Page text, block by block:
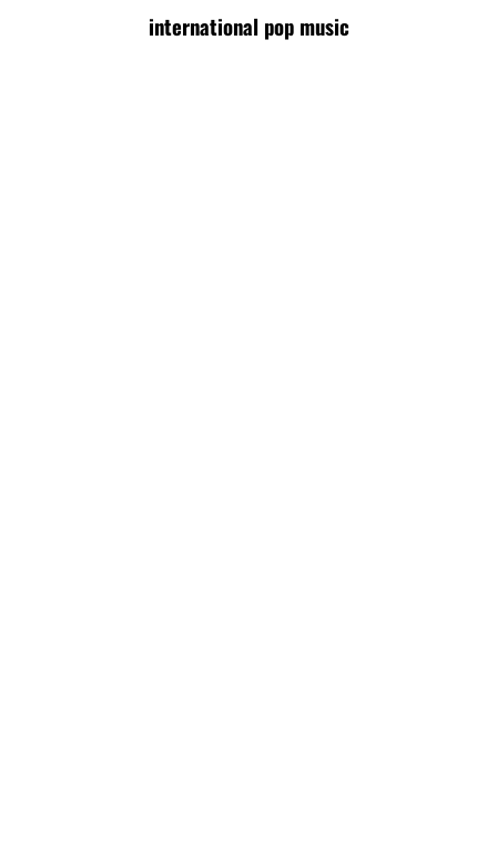
international pop music